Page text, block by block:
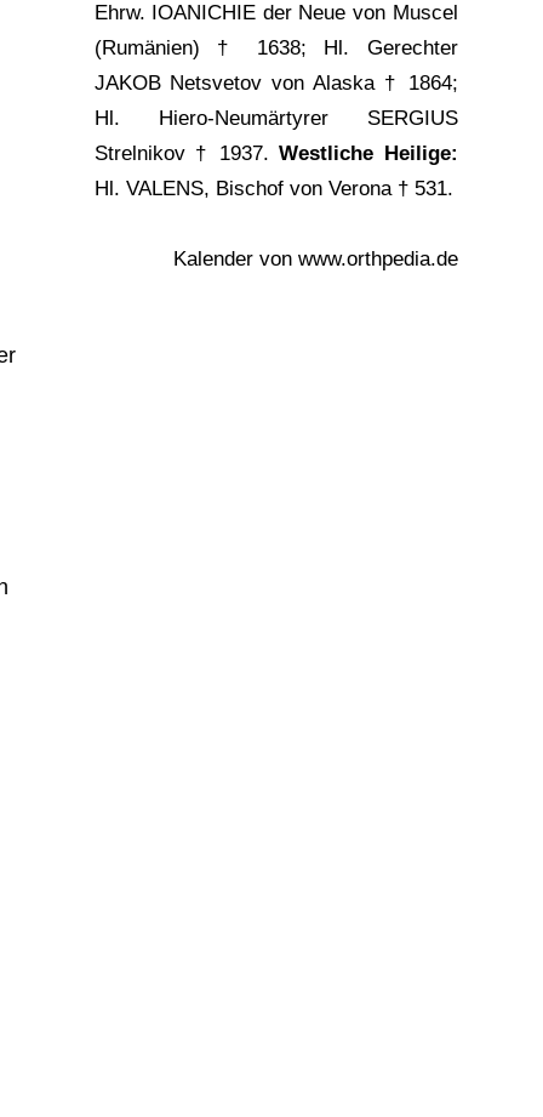
Ehrw. IOANICHIE der Neue von Muscel
(Rumänien) † 1638; Hl. Gerechter
JAKOB Netsvetov von Alaska† 1864;
Hl. Hiero-Neumärtyrer SERGIUS
Strelnikov † 1937.Westliche Heilige:
Hl. VALENS, Bischof von Verona † 531.
Kalender von www.orthpedia.de